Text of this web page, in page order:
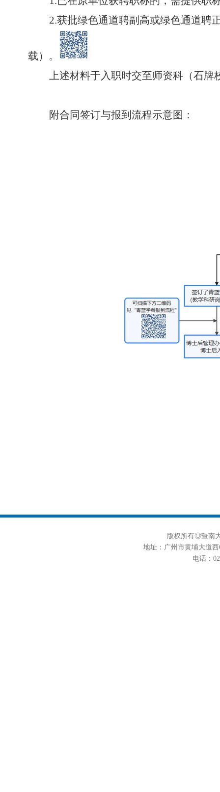
2.获批绿色通道聘副高或绿色通道聘
载）。
上述材料于入职时交至师资科（石牌
附合同签订与报到流程示意图：
版权所有◎暨南
地址：广州市黄埔大道
电话：